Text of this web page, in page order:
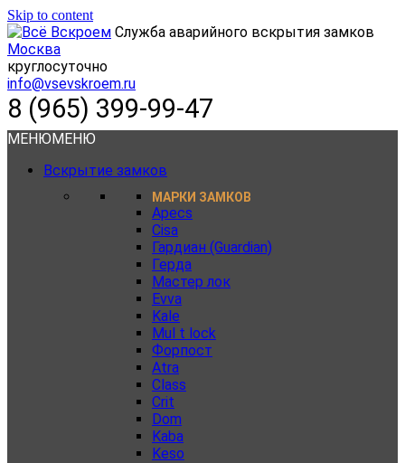
Skip to content
Служба аварийного вскрытия замков
Москва
круглосуточно
info@vsevskroem.ru
8 (965) 399-99-47
МЕНЮМЕНЮ
Вскрытие замков
МАРКИ ЗАМКОВ
Apecs
Cisa
Гардиан (Guardian)
Герда
Мастер лок
Evva
Kale
Mul t lock
Форпост
Atra
Class
Crit
Dom
Kaba
Keso